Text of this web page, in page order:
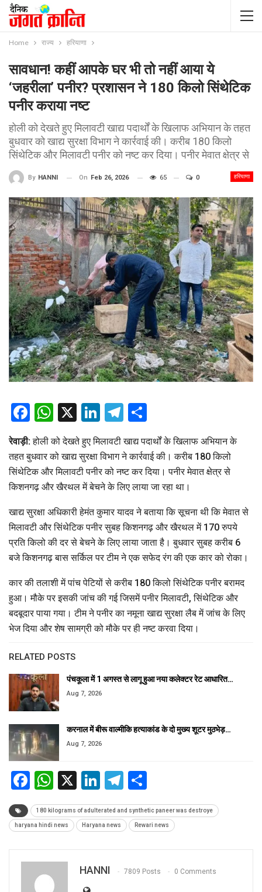
Home राज्य हरियाणा
सावधान! कहीं आपके घर भी तो नहीं आया ये
‘जहरीला’ पनीर? प्रशासन ने 180 किलो सिंथेटिक
पनीर कराया नष्ट
होली को देखते हुए मिलावटी खाद्य पदार्थों के खिलाफ अभियान के तहत
बुधवार को खाद्य सुरक्षा विभाग ने कार्रवाई की। करीब 180 किलो
सिंथेटिक और मिलावटी पनीर को नष्ट कर दिया। पनीर मेवात क्षेत्र से
हरियाणा
By HANNI On Feb 26, 2026 65 0
Facebook
WhatsApp
X LinkedIn
Telegram
रेवाड़ी:होली को देखते हुए मिलावटी खाद्य पदार्थों के खिलाफ अभियान के
तहत बुधवार को खाद्य सुरक्षा विभाग ने कार्रवाई की। करीब 180 किलो
सिंथेटिक और मिलावटी पनीर को नष्ट कर दिया। पनीर मेवात क्षेत्र से
किशनगढ़ और खैरथल में बेचने के लिए लाया जा रहा था।
खाद्य सुरक्षा अधिकारी हेमंत कुमार यादव ने बताया कि सूचना थी कि मेवात से
मिलावटी और सिंथेटिक पनीर सुबह किशनगढ़ और खैरथल में 170 रुपये
प्रति किलो की दर से बेचने के लिए लाया जाता है। बुधवार सुबह करीब 6
बजे किशनगढ़ बास सर्किल पर टीम ने एक सफेद रंग की एक कार को रोका।
कार की तलाशी में पांच पेटियों से करीब 180 किलो सिंथेटिक पनीर बरामद
हुआ। मौके पर इसकी जांच की गई जिसमें पनीर मिलावटी, सिंथेटिक और
बदबूदार पाया गया। टीम ने पनीर का नमूना खाद्य सुरक्षा लैब में जांच के लिए
भेज दिया और शेष सामग्री को मौके पर ही नष्ट करवा दिया।
RELATED POSTS
पंचकूला में 1 अगस्त से लागू हुआ नया कलेक्टर रेट आधारित…
Aug 7, 2026
करनाल में बीरू वाल्मीकि हत्याकांड के दो मुख्य शूटर मुठभेड़…
Aug 7, 2026
Facebook
WhatsApp
X LinkedIn
Telegram
180 kilograms of adulterated and synthetic paneer was destroye
haryana hindi news Haryana news Rewari news
HANNI 7809 Posts 0 Comments